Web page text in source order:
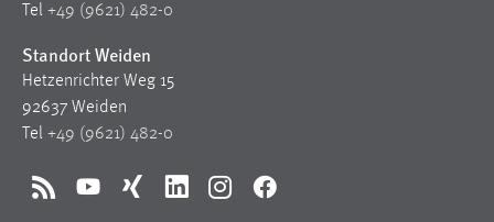
Tel +49 (9621) 482-0
Standort Weiden
Hetzenrichter Weg 15
92637 Weiden
Tel +49 (9621) 482-0
RSS YouTubeXing LinkedInInstagramFacebook
Name:
MibewSessionID, MIBEW_UserID, mibew_locale, mibew-
chat-frame-style-5e9dbeb1811c0446
Wird benötigt um die Chatfunktion nutzen zu können.